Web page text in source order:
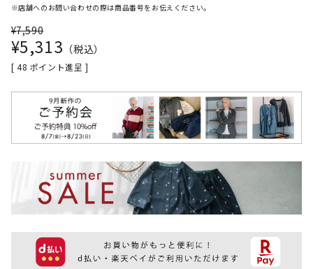
※店舗へのお問い合わせの際は商品番号をお伝えください。
¥7,590
¥5,313 税込
[ 48 ポイント進呈 ]